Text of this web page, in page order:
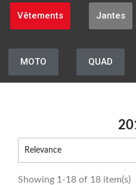
Jantes
Vêtements
QUAD
MOTO
Relevance
Showing 1-18 of 18 item(s)